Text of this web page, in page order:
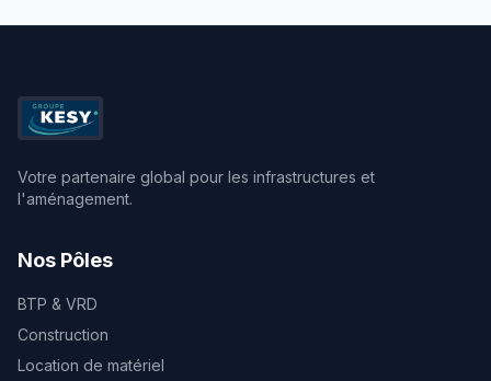
Votre partenaire global pour les infrastructures et
l'aménagement.
Nos Pôles
BTP & VRD
Construction
Location de matériel